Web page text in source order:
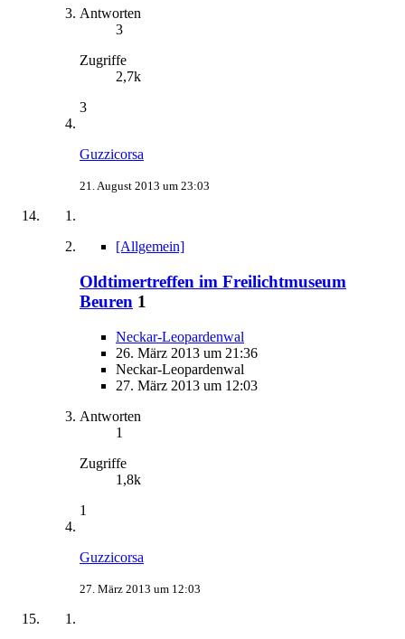
Antworten
3
Zugriffe
2,7k
3
Guzzicorsa
21. August 2013 um 23:03
[Allgemein]
Oldtimertreffen im Freilichtmuseum
Beuren 1
Neckar-Leopardenwal
26. März 2013 um 21:36
Neckar-Leopardenwal
27. März 2013 um 12:03
Antworten
1
Zugriffe
1,8k
1
Guzzicorsa
27. März 2013 um 12:03